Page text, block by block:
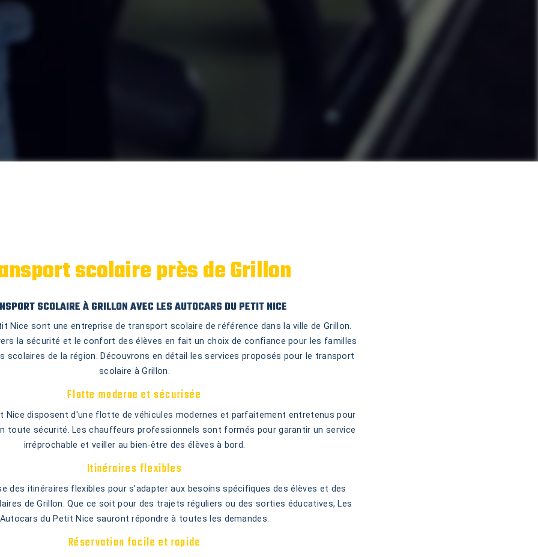
scolaire près de Grillon
SCOLAIRE À GRILLON AVEC LES AUTOCARS DU PETIT NICE
Nice sont une entreprise de transport scolaire de référence dans la ville de Grillon.
la sécurité et le confort des élèves en fait un choix de confiance pour les familles
scolaires de la région. Découvrons en détail les services proposés pour le transport
scolaire à Grillon.
Flotte moderne et sécurisée
Nice disposent d'une flotte de véhicules modernes et parfaitement entretenus pour
toute sécurité. Les chauffeurs professionnels sont formés pour garantir un service
irréprochable et veiller au bien-être des élèves à bord.
Itinéraires flexibles
des itinéraires flexibles pour s'adapter aux besoins spécifiques des élèves et des
de Grillon. Que ce soit pour des trajets réguliers ou des sorties éducatives, Les
Autocars du Petit Nice sauront répondre à toutes les demandes.
Réservation facile et rapide